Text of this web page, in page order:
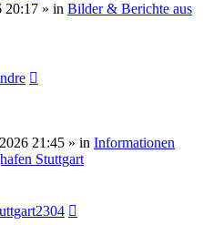
20:17 » in Bilder & Berichte aus
21:45 » in Informationen
Stuttgart